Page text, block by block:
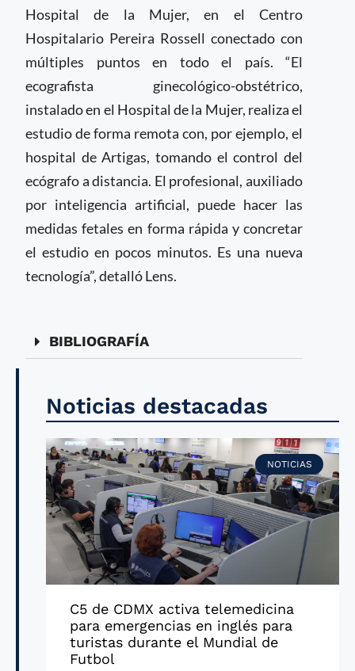
Hospital de la Mujer, en el Centro
Hospitalario Pereira Rossell conectado con
múltiples puntos en todo el país. “El
ecografista ginecológico-obstétrico,
instalado en el Hospital de la Mujer, realiza el
estudio de forma remota con, por ejemplo, el
hospital de Artigas, tomando el control del
ecógrafo a distancia. El profesional, auxiliado
por inteligencia artificial, puede hacer las
medidas fetales en forma rápida y concretar
el estudio en pocos minutos. Es una nueva
tecnología”, detalló Lens.
BIBLIOGRAFÍA
Noticias destacadas
NOTICIAS
C5 de CDMX activa telemedicina
para emergencias en inglés para
turistas durante el Mundial de
Futbol